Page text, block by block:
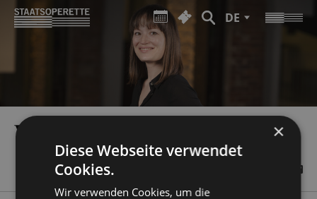
DE
VALESKA STERN ×
Diese Webseite verwendet
Cookies.
Wir verwenden Cookies, um die